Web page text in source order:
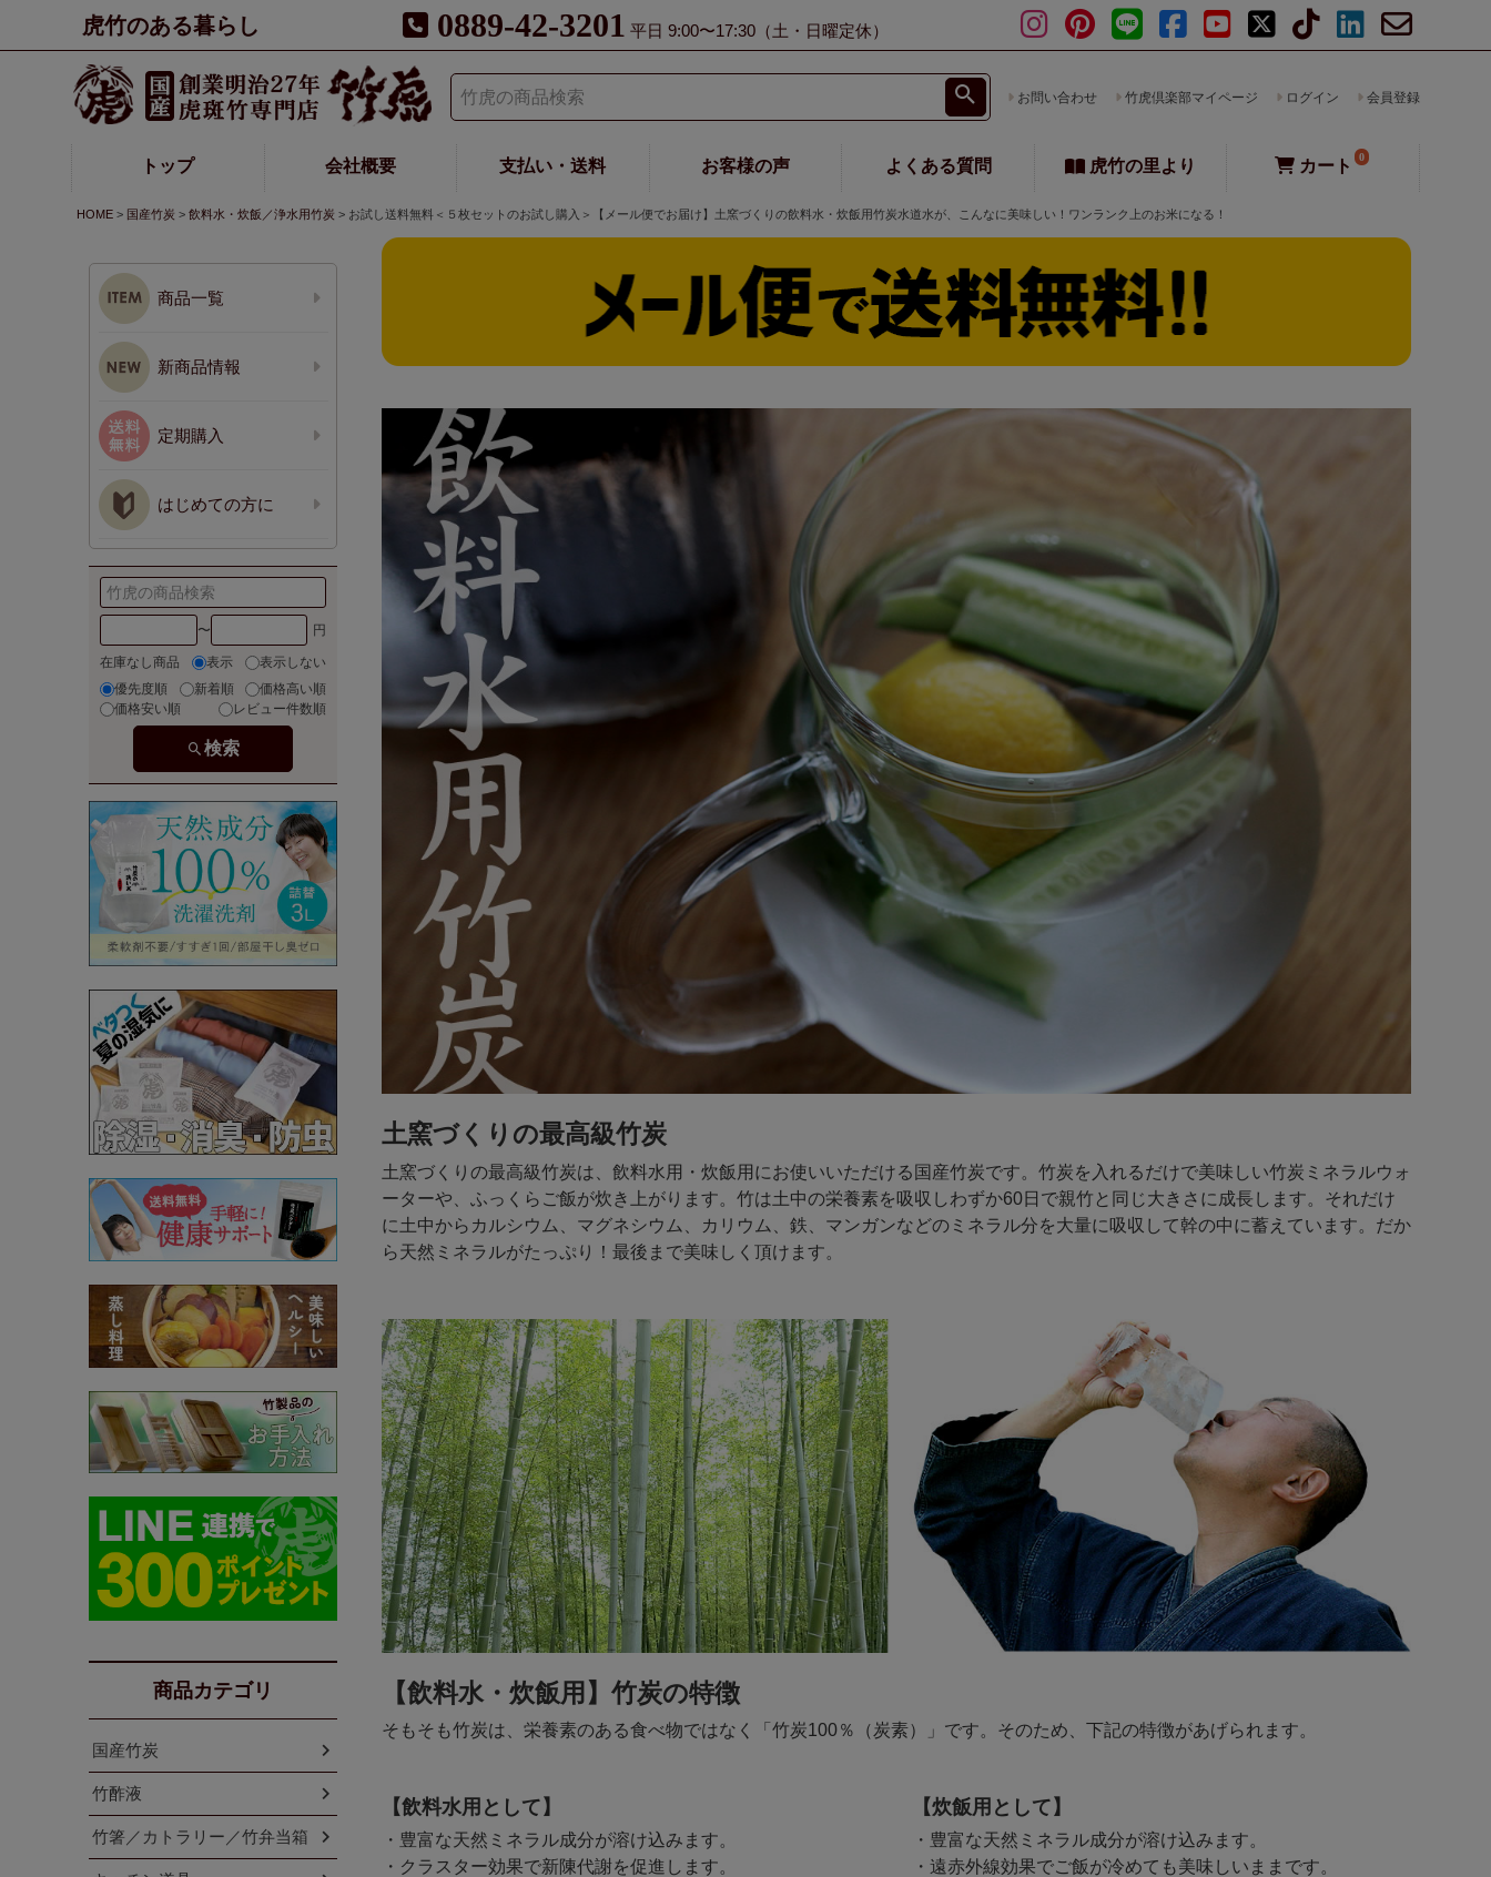
虎竹のある暮らし 0889-42-3201 平日 9:00〜17:30（土・日曜定休）
お問い合わせ 竹虎倶楽部マイページ ログイン 会員登録
トップ 会社概要 支払い・送料 お客様の声 よくある質問 虎竹の里より カート 0
HOME 国産竹炭 飲料水・炊飯／浄水用竹炭 お試し送料無料＜５枚セットのお試し購入＞【メール便でお届け】土窯づくりの飲料水・炊飯用竹炭水道水が、こんなに美味しい！ワンランク上のお米になる！
土窯づくりの最高級竹炭
土窯づくりの最高級竹炭は、飲料水用・炊飯用にお使いいただける国産竹炭です。竹炭を入れるだけで美味しい竹炭ミネラルウォ
ーターや、ふっくらご飯が炊き上がります。竹は土中の栄養素を吸収しわずか60日で親竹と同じ大きさに成長します。それだけ
に土中からカルシウム、マグネシウム、カリウム、鉄、マンガンなどのミネラル分を大量に吸収して幹の中に蓄えています。だか
ら天然ミネラルがたっぷり！最後まで美味しく頂けます。
【飲料水・炊飯用】竹炭の特徴
そもそも竹炭は、栄養素のある食べ物ではなく「竹炭100％（炭素）」です。そのため、下記の特徴があげられます。
【飲料水用として】
・豊富な天然ミネラル成分が溶け込みます。
・クラスター効果で新陳代謝を促進します。
【炊飯用として】
・豊富な天然ミネラル成分が溶け込みます。
・遠赤外線効果でご飯が冷めても美味しいままです。
商品一覧
新商品情報
定期購入
はじめての方に
〜
在庫なし商品 表示
表示しない
優先度順
新着順
価格高い順
価格安い順
レビュー件数順
検索
商品カテゴリ
国産竹炭
竹酢液
竹箸／カトラリー／竹弁当箱